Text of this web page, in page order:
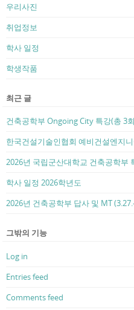
우리사진
취업정보
학사 일정
학생작품
최근 글
건축공학부 Ongoing City 특강(총 3
한국건설기술인협회 예비건설엔지
2026년 국립군산대학교 건축공학부
학사 일정 2026학년도
2026년 건축공학부 답사 및 MT
그밖의 기능
Log in
Entries feed
Comments feed